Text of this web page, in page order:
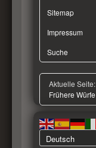
Sitemap
Impressum
Suche
Aktuelle Seite:
Frühere Würfe